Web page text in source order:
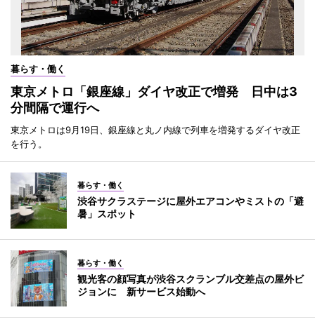
暮らす・働く
東京メトロ「銀座線」ダイヤ改正で増発 日中は3
分間隔で運行へ
東京メトロは9月19日、銀座線と丸ノ内線で列車を増発するダイヤ改正
を行う。
暮らす・働く
渋谷サクラステージに屋外エアコンやミストの「避
暑」スポット
暮らす・働く
観光客の顔写真が渋谷スクランブル交差点の屋外ビ
ジョンに 新サービス始動へ